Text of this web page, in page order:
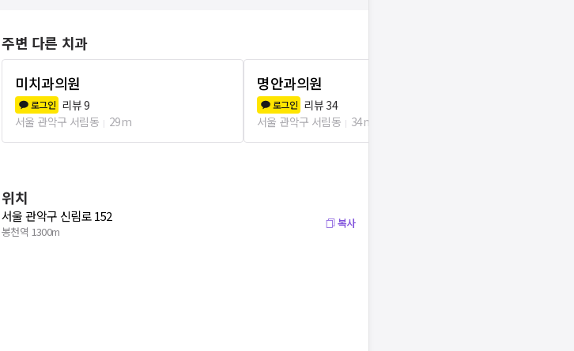
주변 다른 치과
미치과의원
로그인 리뷰9
서울 관악구 서림동
29m
명안과의원
로그인 리뷰 34
서울 관악구 서림동
34m
위치
서울 관악구 신림로 152
봉천역 1300m
복사